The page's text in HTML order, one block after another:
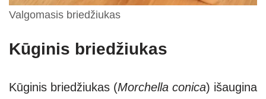
Valgomasis briedžiukas
Kūginis briedžiukas
Kūginis briedžiukas (Morchella conica) išaugina